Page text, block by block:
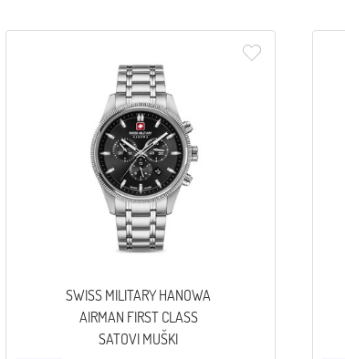
SWISS MILITARY HANOWA
AIRMAN FIRST CLASS
SATOVI MUŠKI